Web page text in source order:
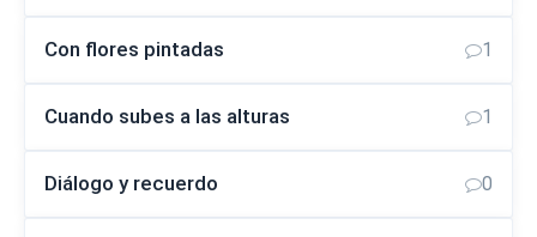
Con flores pintadas 1
Cuando subes a las alturas 1
Diálogo y recuerdo 0